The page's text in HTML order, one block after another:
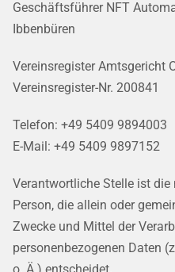
Geschäftsführer NFT
Ibbenbüren
Vereinsregister Amtsgericht
Vereinsregister-Nr. 200841
Telefon: +49 5409 9894003
E-Mail: +49 5409 9897152
Verantwortliche Stelle ist
Person, die allein oder
Zwecke und Mittel der
personenbezogenen Daten